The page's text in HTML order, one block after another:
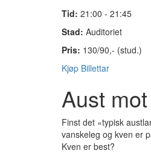
Tid: 21:00 - 21:45
Stad: Auditoriet
Pris: 130/90,- (stud.)
Kjøp Billettar
Aust
Finst det «typisk
vanskeleg og kven er
Kven er best?